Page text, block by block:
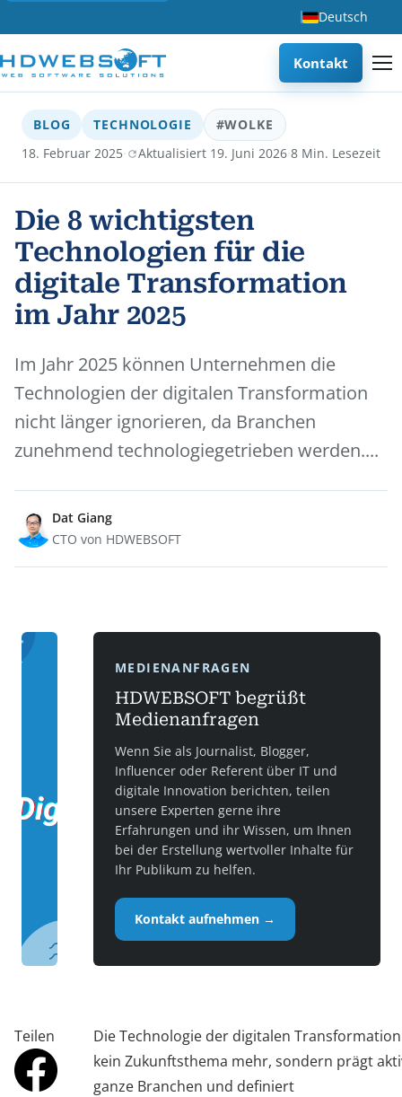
Deutsch
Kontakt
BLOG TECHNOLOGIE
#WOLKE
18. Februar 2025· Aktualisiert 19. Juni 2026·8 Min. Lesezeit
Die 8 wichtigsten
Technologien für die
digitale Transformation
im Jahr 2025
Im Jahr 2025 können Unternehmen die
Technologien der digitalen Transformation
nicht länger ignorieren, da Branchen
zunehmend technologiegetrieben werden....
Dat Giang
CTO von HDWEBSOFT
MEDIENANFRAGEN
HDWEBSOFT begrüßt
Medienanfragen
Wenn Sie als Journalist, Blogger,
Influencer oder Referent über IT und
digitale Innovation berichten, teilen
unsere Experten gerne ihre
Erfahrungen und ihr Wissen, um Ihnen
bei der Erstellung wertvoller Inhalte für
Ihr Publikum zu helfen.
Kontakt aufnehmen →
Teilen
Die Technologie der digitalen
kein Zukunftsthema mehr, sondern prägt
ganze Branchen und definiert